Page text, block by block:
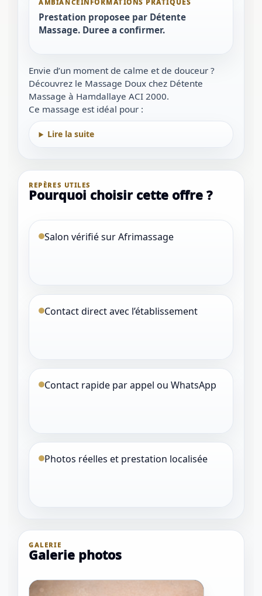
AMBIANCE
Prestation proposee par Détente
Massage. Duree a confirmer.
Envie d’un moment de calme et de douceur ?
Découvrez le Massage Doux chez Détente
Massage à Hamdallaye ACI 2000.
Ce massage est idéal pour :
Lire la suite
REPÈRES UTILES
Pourquoi choisir cette offre ?
Salon vérifié sur Afrimassage
Contact direct avec l’établissement
Contact rapide par appel ou WhatsApp
Photos réelles et prestation localisée
GALERIE
Galerie photos